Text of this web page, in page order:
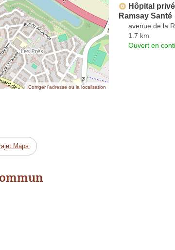
Corriger l’adresse ou la localisation
Maps
Hôpital
Ramsay Santé
avenue de la
1.7 km
Ouvert en